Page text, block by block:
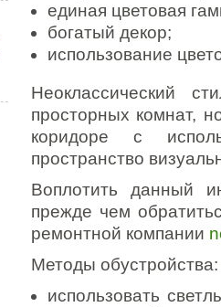
единая цветовая
богатый декор;
использование
Неоклассический
просторных комнат,
коридоре с
пространство
Воплотить данный
прежде чем
ремонтной компании
Методы обустройства:
использовать